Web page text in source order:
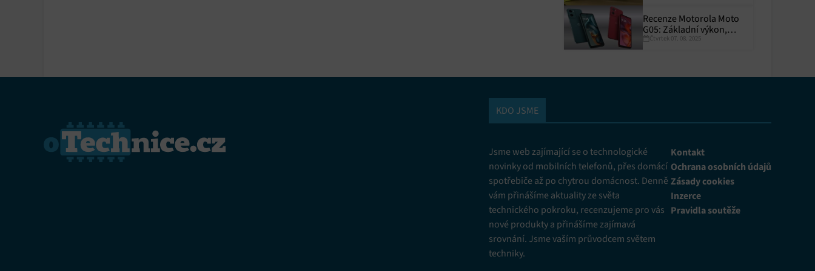
Recenze Motorola Moto
G05: Základní výkon,
skvělá výdrž
Čtvrtek 07. 08. 2025
KDO JSME
Jsme web zajímající se o technologické
novinky od mobilních telefonů, přes domácí
spotřebiče až po chytrou domácnost. Denně
vám přinášíme aktuality ze světa
technického pokroku, recenzujeme pro vás
nové produkty a přinášíme zajímavá
srovnání. Jsme vaším průvodcem světem
techniky.
Kontakt
Ochrana osobních údajů
Zásady cookies
Inzerce
Pravidla soutěže